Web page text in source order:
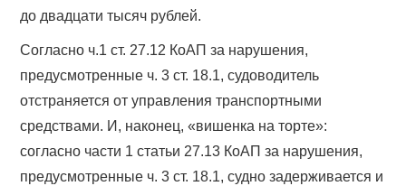
до двадцати тысяч рублей.
Согласно ч.1 ст. 27.12 КоАП за нарушения,
предусмотренные ч. 3 ст. 18.1, судоводитель
отстраняется от управления транспортными
средствами. И, наконец, «вишенка на торте»:
согласно части 1 статьи 27.13 КоАП за нарушения,
предусмотренные ч. 3 ст. 18.1, судно задерживается и